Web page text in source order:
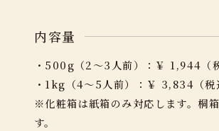
内容量
・ 500g（2～3人前） ： ￥ 1,944 （
・ 1kg（4～5人前） ： ￥ 3,834 （税
※化粧箱は紙箱のみ対応します。桐
す。